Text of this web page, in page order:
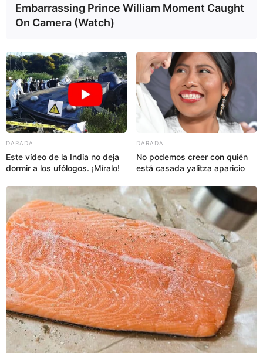
Embarrassing Prince William Moment Caught
On Camera (Watch)
DARADA
Este vídeo de la India no deja
dormir a los ufólogos. ¡Míralo!
DARADA
No podemos creer con quién
está casada yalitza aparicio